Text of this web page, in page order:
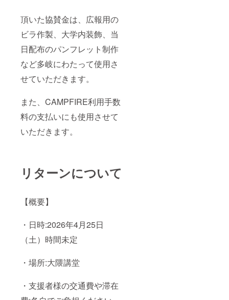
頂いた協賛金は、広報用の
ビラ作製、大学内装飾、当
日配布のパンフレット制作
など多岐にわたって使用さ
せていただきます。
また、CAMPFIRE利用手数
料の支払いにも使用させて
いただきます。
リターンについて
【概要】
・日時:2026年4月25日
（土）時間未定
・場所:大隈講堂
・支援者様の交通費や滞在